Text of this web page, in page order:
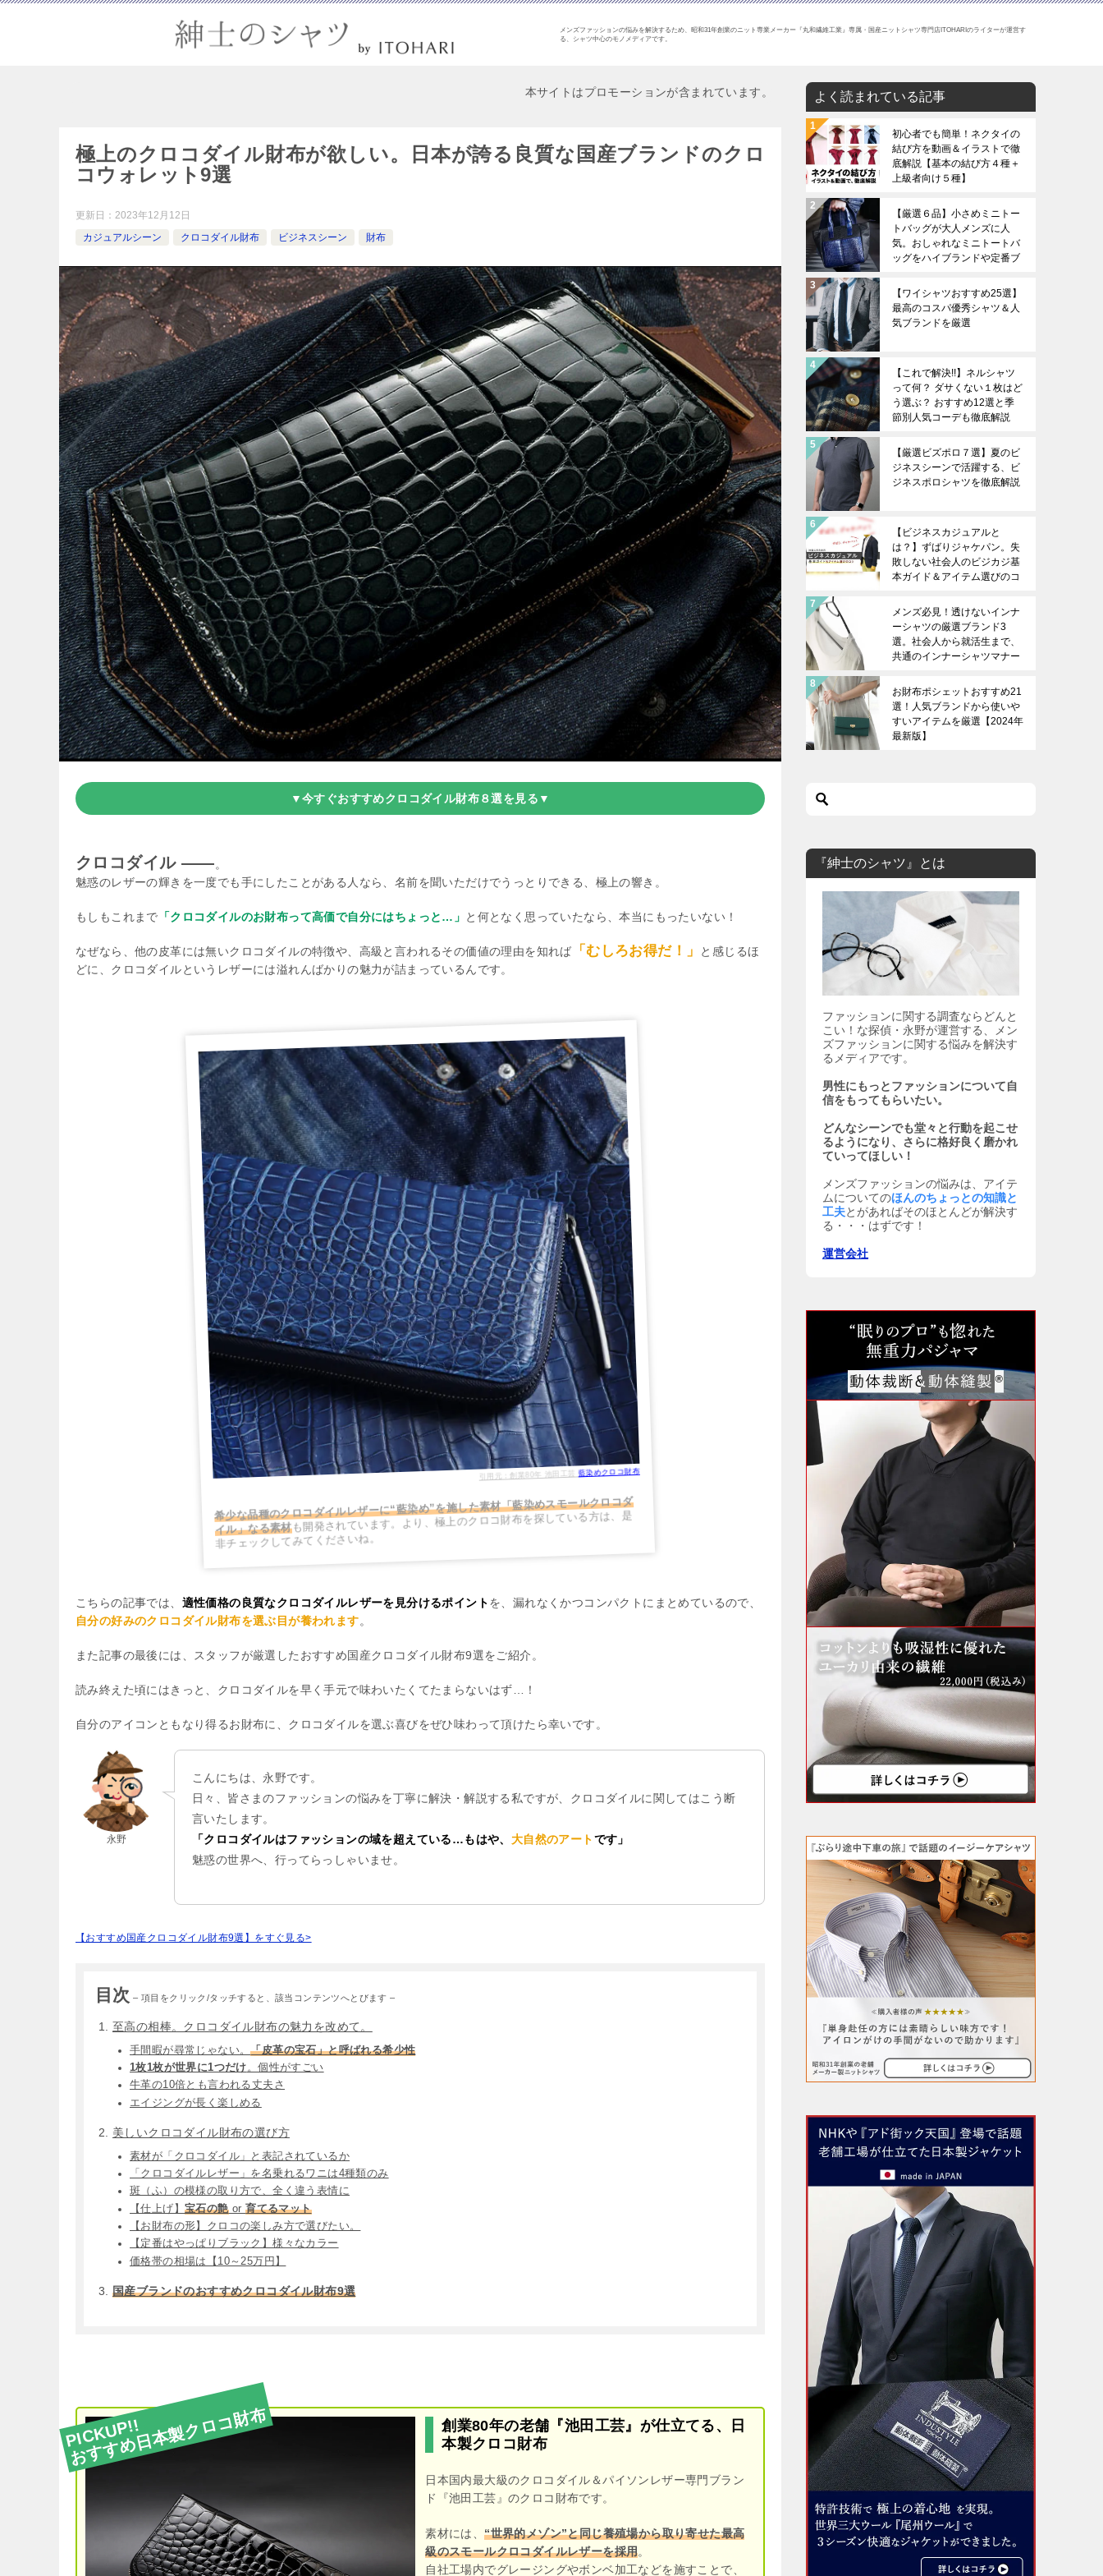
メンズファッションの悩みを解決するため、昭和31年創業のニット専業メーカー『丸和繊維工業』専属・国産ニットシャツ専門店ITOHARIのライターが運営す
る、シャツ中心のモノメディアです。
本サイトはプロモーションが含まれています。
極上のクロコダイル財布が欲しい。日本が誇る良質な国産ブランドのクロ
コウォレット9選
更新日： 2023年12月12日
カジュアルシーン
クロコダイル財布 ビジネスシーン 財布
▼今すぐおすすめクロコダイル財布８選を見る▼
クロコダイル ——。
魅惑のレザーの輝きを一度でも手にしたことがある人なら、名前を聞いただけでうっとりできる、極上の響き。
もしもこれまで 「クロコダイルのお財布って高価で自分にはちょっと…」 と何となく思っていたなら、本当にもったいない！
なぜなら、他の皮革には無いクロコダイルの特徴や、高級と言われるその価値の理由を知れば 「むしろお得だ！」
と感じるほ
どに、クロコダイルというレザーには溢れんばかりの魅力が詰まっているんです。
引用元：創業80年 池田工芸藍染めクロコ財布
希少な品種のクロコダイルレザーに“藍染め”を施した素材「藍染めスモールクロコダ
イル」なる素材も開発されています。より、極上のクロコ財布を探している方は、是
非チェックしてみてくださいね。
こちらの記事では、 適性価格の良質なクロコダイルレザーを見分けるポイントを、漏れなくかつコンパクトにまとめているので、
自分の好みのクロコダイル財布を選ぶ目が養われます。
また記事の最後には、スタッフが厳選したおすすめ国産クロコダイル財布9選をご紹介。
読み終えた頃にはきっと、クロコダイルを早く手元で味わいたくてたまらないはず…！
自分のアイコンともなり得るお財布に、クロコダイルを選ぶ喜びをぜひ味わって頂けたら幸いです。
永野
こんにちは、永野です。
日々、皆さまのファッションの悩みを丁寧に解決・解説する私ですが、クロコダイルに関してはこう断
言いたします。
「クロコダイルはファッションの域を超えている…もはや、 大自然のアートです」
魅惑の世界へ、行ってらっしゃいませ。
【おすすめ国産クロコダイル財布9選】をすぐ見る>
目次 – 項目をクリック/タッチすると、該当コンテンツへとびます –
至高の相棒。クロコダイル財布の魅力を改めて。
手間暇が尋常じゃない。「皮革の宝石」と呼ばれる希少性
1枚1枚が世界に1つだけ。個性がすごい
牛革の10倍とも言われる丈夫さ
エイジングが長く楽しめる
美しいクロコダイル財布の選び方
素材が「クロコダイル」と表記されているか
「クロコダイルレザー」を名乗れるワニは4種類のみ
斑（ふ）の模様の取り方で、全く違う表情に
【仕上げ】 宝石の艶or育てるマット
【お財布の形】クロコの楽しみ方で選びたい。
【定番はやっぱりブラック】様々なカラー
価格帯の相場は【10～25万円】
国産ブランドのおすすめクロコダイル財布9選
PICKUP!!
おすすめ日本製クロコ財布
創業80年の老舗『池田工芸』が仕立てる、日
本製クロコ財布
日本国内最大級のクロコダイル＆パイソンレザー専門ブラン
ド『池田工芸』のクロコ財布です。
素材には、“世界的メゾン”と同じ養殖場から取り寄せた最高
級のスモールクロコダイルレザーを採用。
自社工場内でグレージングやボンベ加工などを施すことで、
よく読まれている記事
初心者でも簡単！ネクタイの
結び方を動画＆イラストで徹
底解説【基本の結び方４種＋
上級者向け５種】
【厳選６品】小さめミニトー
トバッグが大人メンズに人
気。おしゃれなミニトートバ
ッグをハイブランドや定番ブ
【ワイシャツおすすめ25選】
最高のコスパ優秀シャツ＆人
気ブランドを厳選
【これで解決!!】ネルシャツ
って何？ ダサくない１枚はど
う選ぶ？ おすすめ12選と季
節別人気コーデも徹底解説
【厳選ビズポロ７選】夏のビ
ジネスシーンで活躍する、ビ
ジネスポロシャツを徹底解説
【ビジネスカジュアルと
は？】ずばりジャケパン。失
敗しない社会人のビジカジ基
本ガイド＆アイテム選びのコ
メンズ必見！透けないインナ
ーシャツの厳選ブランド3
選。社会人から就活生まで、
共通のインナーシャツマナー
お財布ポシェットおすすめ21
選！人気ブランドから使いや
すいアイテムを厳選【2024年
最新版】
『紳士のシャツ』とは
ファッションに関する調査ならどんと
こい！な探偵・永野が運営する、メン
ズファッションに関する悩みを解決す
るメディアです。
男性にもっとファッションについて自
信をもってもらいたい。
どんなシーンでも堂々と行動を起こせ
るようになり、さらに格好良く磨かれ
ていってほしい！
メンズファッションの悩みは、アイテ
ムについてのほんのちょっとの知識と
工夫とがあればそのほとんどが解決す
る・・・はずです！
運営会社